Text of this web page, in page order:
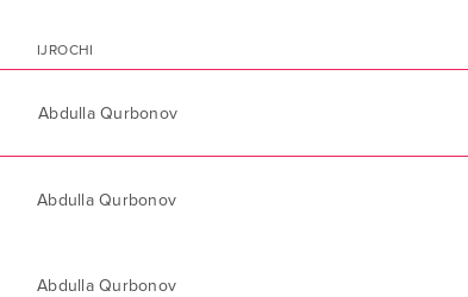
IJROCHI
Abdulla Qurbonov
Abdulla Qurbonov
Abdulla Qurbonov